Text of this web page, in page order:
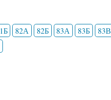
82А 82Б 83А 83Б 83В